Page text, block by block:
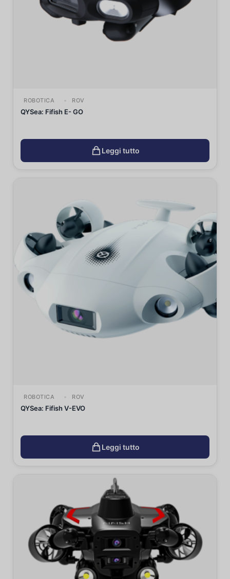
ROBOTICA ROV
QYSea: Fifish E- GO
Leggi tutto
ROBOTICA ROV
QYSea: Fifish V-EVO
Leggi tutto